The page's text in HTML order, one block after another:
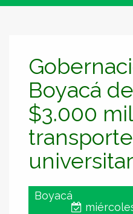
Boyacá
$3.000
transporte
Boyacá